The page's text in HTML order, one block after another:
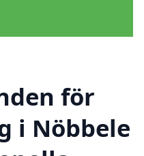
för
i Nöbbele